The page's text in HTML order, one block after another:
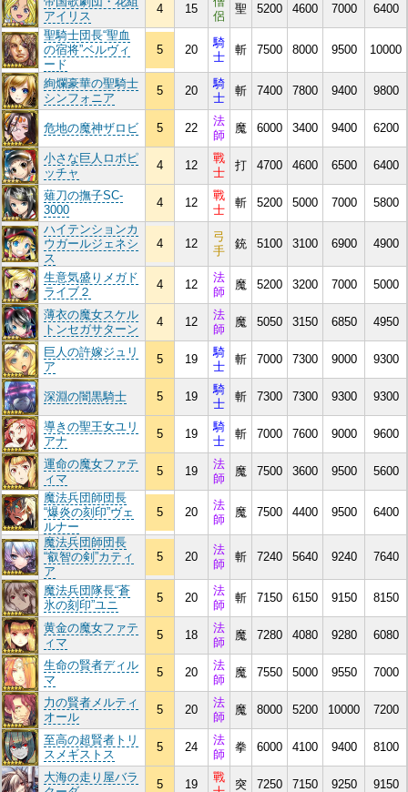
アイリス
4 15
侶
聖 5200 4600 7000
6400
聖騎士団長“聖血
の宿将”ベルヴィ
ード
5 20
騎
士
斬 7500 8000 9500 10000
絢爛豪華の聖騎士
シンフォニア
5 20
騎
士
斬 7400 7800 9400 9800
危地の魔神ザロビ 5 22
法
師
魔 6000 3400 9400 6200
小さな巨人ロボピ
ッチャ
4 12
戰
士
打 4700 4600 6500 6400
薙刀の撫子SC-
3000
4 12
戰
士
斬 5200 5000 7000
5800
ハイテンションカ
ウガールジェネシ
ス
4 12
弓
手
銃 5100 3100 6900 4900
生意気盛りメガド
ライブ２
4 12
法
師
魔 5200 3200 7000 5000
薄衣の魔女スケル
トンセガサターン
4 12
法
師
魔 5050 3150 6850 4950
巨人の許嫁ジュリ
ア
5 19
騎
士
斬 7000 7300 9000 9300
深淵の闇黒騎士 5 19
騎
士
斬 7300 7300 9300 9300
導きの聖王女ユリ
アナ
5 19
騎
士
斬 7000 7600 9000 9600
運命の魔女ファテ
ィマ
5 19
法
師
魔 7500 3600 9500
5600
魔法兵団師団長
“爆炎の刻印”ヴェ
ルナー
5 20
法
師
魔 7500 4400 9500 6400
魔法兵団師団長
“叡智の剣”カティ
ア
5 20
法
師
斬 7240 5640 9240 7640
魔法兵団隊長“蒼
氷の刻印”ユニ
5 20
法
師
斬 7150 6150 9150 8150
黄金の魔女ファテ
ィマ
5 18
法
師
魔 7280 4080 9280 6080
生命の賢者ディル
マ
5 20
法
師
魔 7550 5000 9550 7000
力の賢者メルティ
オール
5 20
法
師
魔 8000 5200 10000 7200
至高の超賢者トリ
スメギストス
5 24
法
師
拳 6000 4100 9400 8100
大海の走り屋バラ
5 19
戰
突 7250 7150 9250 9150